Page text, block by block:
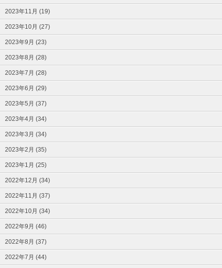
2023年11月 (19)
2023年10月 (27)
2023年9月 (23)
2023年8月 (28)
2023年7月 (28)
2023年6月 (29)
2023年5月 (37)
2023年4月 (34)
2023年3月 (34)
2023年2月 (35)
2023年1月 (25)
2022年12月 (34)
2022年11月 (37)
2022年10月 (34)
2022年9月 (46)
2022年8月 (37)
2022年7月 (44)